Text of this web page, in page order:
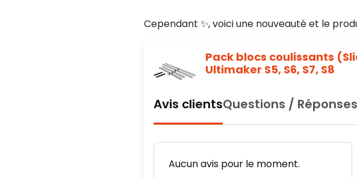
Cependant ✨, voici une nouveauté et le
Pack blocs coulissants
Ultimaker S5, S6, S7, S8
Avis clientsQuestions /
Aucun avis pour le moment.